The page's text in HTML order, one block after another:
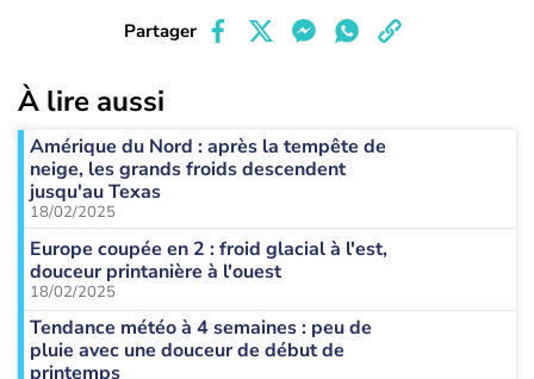
Partager
À lire aussi
Amérique du Nord : après la tempête de
neige, les grands froids descendent
jusqu'au Texas
18/02/2025
Europe coupée en 2 : froid glacial à l'est,
douceur printanière à l'ouest
18/02/2025
Tendance météo à 4 semaines : peu de
pluie avec une douceur de début de
printemps